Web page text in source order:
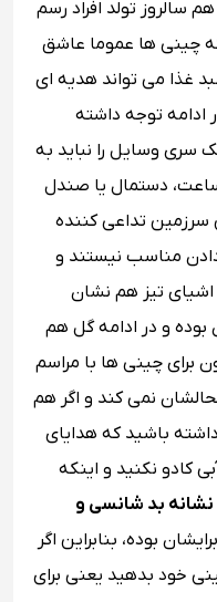
سالروز تولد افراد رسم
چینی ‌ها عموما عاشق
غذا می ‌تواند هدیه ‌ای
ادامه توجه داشته
سری وسایل را نباید به
ساعت، دستمال یا صندل
تداعی کننده
مناسب نیستند و
تیز هم نشان
بوده و در ادامه گل هم
برای چینی ‌ها با مراسم
نمی کند و اگر هم
باشید که هدایای
کادو نکنید و اینکه
عدد 4 نشانه بد شانسی و
برایشان بوده، بنابراین اگر
خود بدهید یعنی برای